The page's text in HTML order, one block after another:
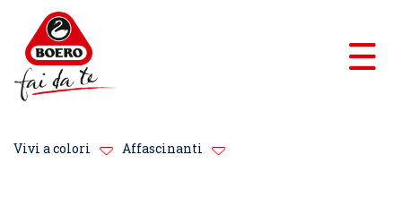
Vivi a colori Affascinanti